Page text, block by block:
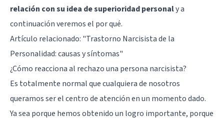
relación con su idea de superioridad personaly a
continuación veremos el por qué.
Artículo relacionado: "Trastorno Narcisista de la
Personalidad: causas y síntomas"
¿Cómo reacciona al rechazo una persona narcisista?
Es totalmente normal que cualquiera de nosotros
queramos ser el centro de atención en un momento dado.
Ya sea porque hemos obtenido un logro importante, porque